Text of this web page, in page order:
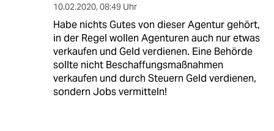
10.02.2020, 08:49 Uhr
Habe nichts Gutes von dieser Agentur gehört,
in der Regel wollen Agenturen auch nur etwas
verkaufen und Geld verdienen. Eine Behörde
sollte nicht Beschaffungsmaßnahmen
verkaufen und durch Steuern Geld verdienen,
sondern Jobs vermitteln!